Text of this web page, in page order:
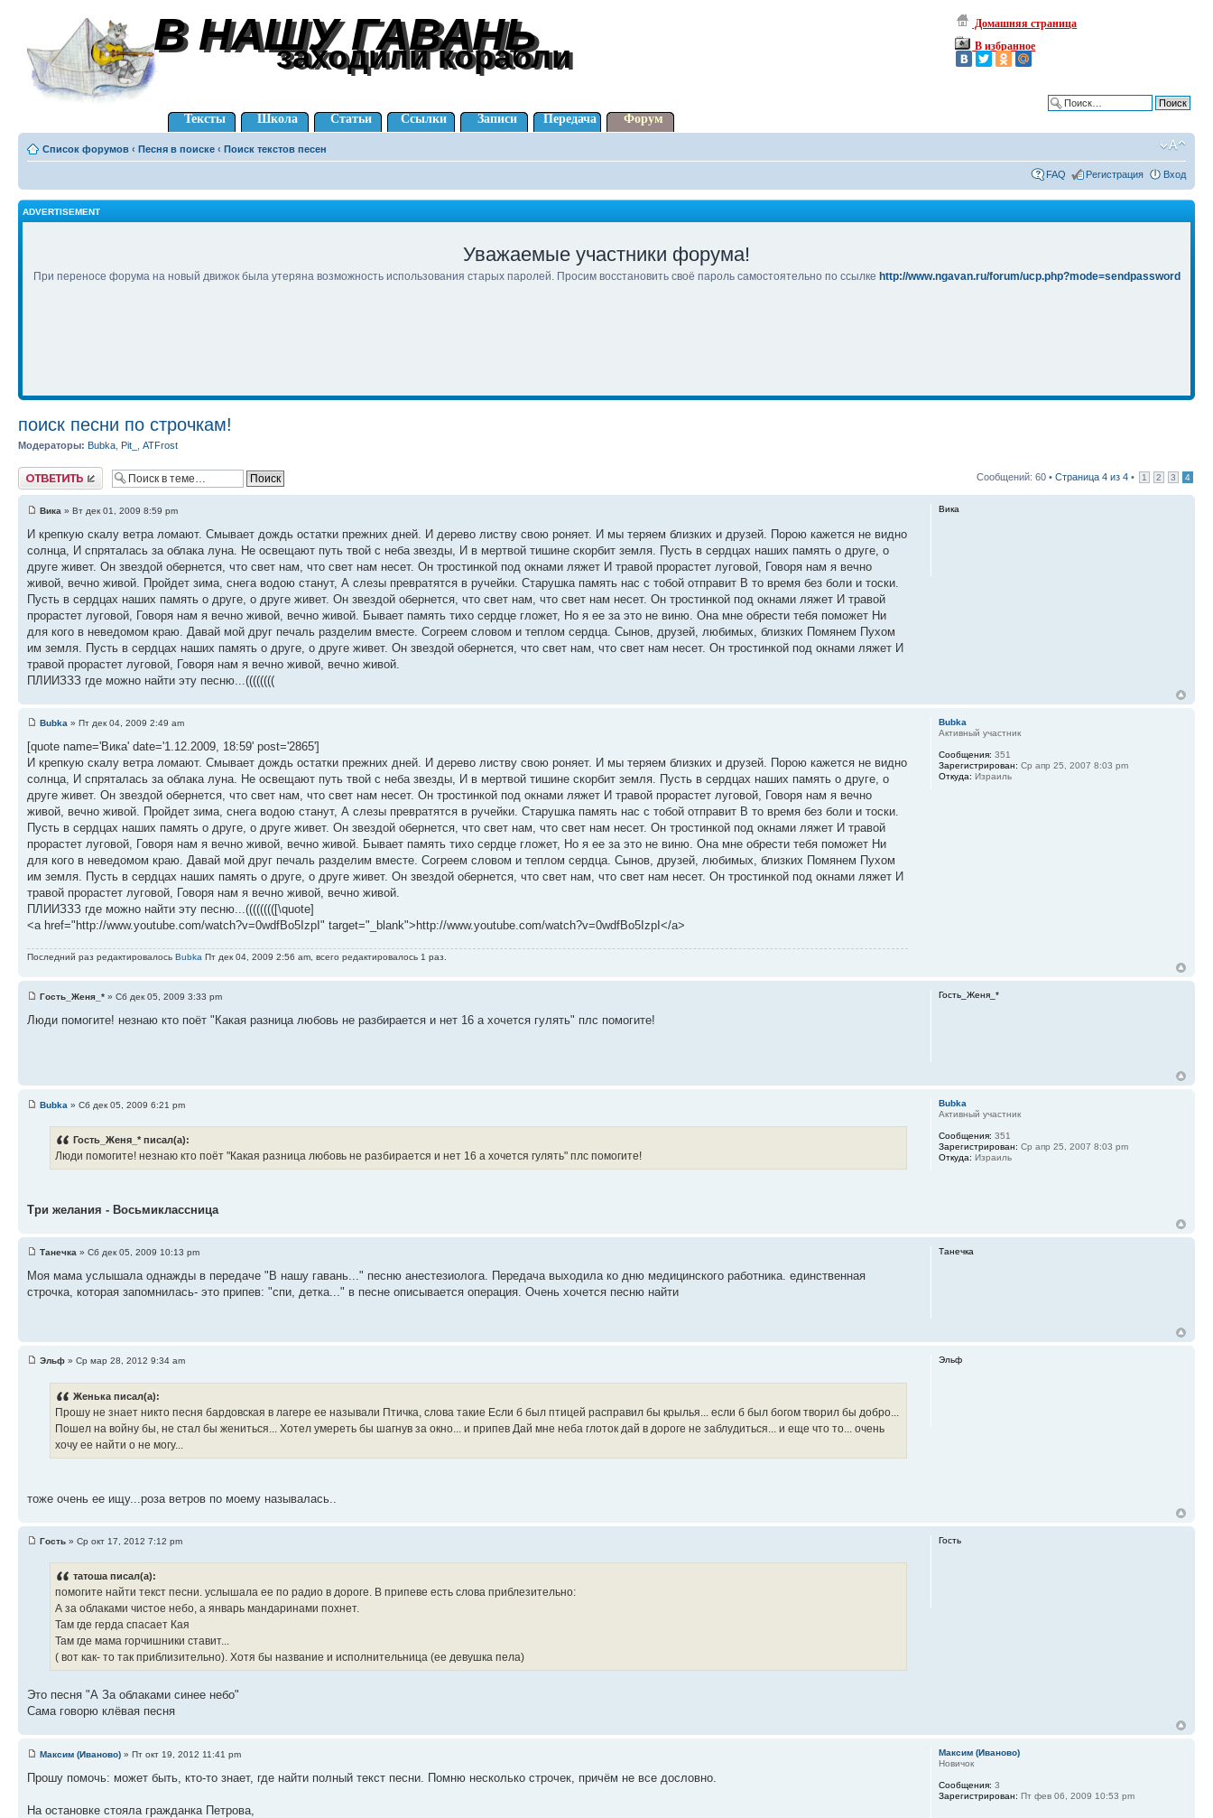
В НАШУ ГАВАНЬ
В НАШУ ГАВАНЬ
заходили корабли
заходили корабли
Домашняя страница
В избранное
Тексты Школа Статьи Ссылки Записи Передача Форум
Список форумов ‹ Песня в поиске ‹ Поиск текстов песен
FAQ Регистрация Вход
ADVERTISEMENT
Уважаемые участники форума!
При переносе форума на новый движок была утеряна возможность использования старых паролей. Просим восстановить своё пароль самостоятельно по ссылке http://www.ngavan.ru/forum/ucp.php?mode=sendpassword
поиск песни по строчкам!
Модераторы: Bubka Pit_ ATFrost
Ответить Сообщений: 60 • Страница 4 из 4 • 1 2 3 4
Вика » Вт дек 01, 2009 8:59 pm
И крепкую скалу ветра ломают. Смывает дождь остатки прежних дней. И дерево листву свою роняет. И мы теряем близких и друзей. Порою кажется не видно
солнца, И спряталась за облака луна. Не освещают путь твой с неба звезды, И в мертвой тишине скорбит земля. Пусть в сердцах наших память о друге, о
друге живет. Он звездой обернется, что свет нам, что свет нам несет. Он тростинкой под окнами ляжет И травой прорастет луговой, Говоря нам я вечно
живой, вечно живой. Пройдет зима, снега водою станут, А слезы превратятся в ручейки. Старушка память нас с тобой отправит В то время без боли и тоски.
Пусть в сердцах наших память о друге, о друге живет. Он звездой обернется, что свет нам, что свет нам несет. Он тростинкой под окнами ляжет И травой
прорастет луговой, Говоря нам я вечно живой, вечно живой. Бывает память тихо сердце гложет, Но я ее за это не виню. Она мне обрести тебя поможет Ни
для кого в неведомом краю. Давай мой друг печаль разделим вместе. Согреем словом и теплом сердца. Сынов, друзей, любимых, близких Помянем Пухом
им земля. Пусть в сердцах наших память о друге, о друге живет. Он звездой обернется, что свет нам, что свет нам несет. Он тростинкой под окнами ляжет И
травой прорастет луговой, Говоря нам я вечно живой, вечно живой.
ПЛИИЗЗЗ где можно найти эту песню...((((((((
Вика
Bubka » Пт дек 04, 2009 2:49 am
[quote name='Вика' date='1.12.2009, 18:59' post='2865']
И крепкую скалу ветра ломают. Смывает дождь остатки прежних дней. И дерево листву свою роняет. И мы теряем близких и друзей. Порою кажется не видно
солнца, И спряталась за облака луна. Не освещают путь твой с неба звезды, И в мертвой тишине скорбит земля. Пусть в сердцах наших память о друге, о
друге живет. Он звездой обернется, что свет нам, что свет нам несет. Он тростинкой под окнами ляжет И травой прорастет луговой, Говоря нам я вечно
живой, вечно живой. Пройдет зима, снега водою станут, А слезы превратятся в ручейки. Старушка память нас с тобой отправит В то время без боли и тоски.
Пусть в сердцах наших память о друге, о друге живет. Он звездой обернется, что свет нам, что свет нам несет. Он тростинкой под окнами ляжет И травой
прорастет луговой, Говоря нам я вечно живой, вечно живой. Бывает память тихо сердце гложет, Но я ее за это не виню. Она мне обрести тебя поможет Ни
для кого в неведомом краю. Давай мой друг печаль разделим вместе. Согреем словом и теплом сердца. Сынов, друзей, любимых, близких Помянем Пухом
им земля. Пусть в сердцах наших память о друге, о друге живет. Он звездой обернется, что свет нам, что свет нам несет. Он тростинкой под окнами ляжет И
травой прорастет луговой, Говоря нам я вечно живой, вечно живой.
ПЛИИЗЗЗ где можно найти эту песню...(((((((([\quote]
<a href="http://www.youtube.com/watch?v=0wdfBo5IzpI" target="_blank">http://www.youtube.com/watch?v=0wdfBo5IzpI</a>
Последний раз редактировалось Bubka Пт дек 04, 2009 2:56 am, всего редактировалось 1 раз.
Bubka
Активный участник
Сообщения: 351
Зарегистрирован: Ср апр 25, 2007 8:03 pm
Откуда: Израиль
Гость_Женя_* » Сб дек 05, 2009 3:33 pm
Люди помогите! незнаю кто поёт "Какая разница любовь не разбирается и нет 16 а хочется гулять" плс помогите!
Гость_Женя_*
Bubka » Сб дек 05, 2009 6:21 pm
Гость_Женя_* писал(а):
Люди помогите! незнаю кто поёт "Какая разница любовь не разбирается и нет 16 а хочется гулять" плс помогите!
Три желания - Восьмиклассница
Bubka
Активный участник
Сообщения: 351
Зарегистрирован: Ср апр 25, 2007 8:03 pm
Откуда: Израиль
Танечка » Сб дек 05, 2009 10:13 pm
Моя мама услышала однажды в передаче "В нашу гавань..." песню анестезиолога. Передача выходила ко дню медицинского работника. единственная
строчка, которая запомнилась- это припев: "спи, детка..." в песне описывается операция. Очень хочется песню найти
Танечка
Эльф » Ср мар 28, 2012 9:34 am
Женька писал(а):
Прошу не знает никто песня бардовская в лагере ее называли Птичка, слова такие Если б был птицей расправил бы крылья... если б был богом творил бы добро...
Пошел на войну бы, не стал бы жениться... Хотел умереть бы шагнув за окно... и припев Дай мне неба глоток дай в дороге не заблудиться... и еще что то... очень
хочу ее найти о не могу...
тоже очень ее ищу...роза ветров по моему называлась..
Эльф
Гость » Ср окт 17, 2012 7:12 pm
татоша писал(а):
помогите найти текст песни. услышала ее по радио в дороге. В припеве есть слова приблезительно:
А за облаками чистое небо, а январь мандаринами похнет.
Там где герда спасает Кая
Там где мама горчишники ставит...
( вот как- то так приблизительно). Хотя бы название и исполнительница (ее девушка пела)
Это песня "А За облаками синее небо"
Сама говорю клёвая песня
Гость
Максим (Иваново) » Пт окт 19, 2012 11:41 pm
Прошу помочь: может быть, кто-то знает, где найти полный текст песни. Помню несколько строчек, причём не все дословно.
На остановке стояла гражданка Петрова,
Максим (Иваново)
Новичок
Сообщения: 3
Зарегистрирован: Пт фев 06, 2009 10:53 pm